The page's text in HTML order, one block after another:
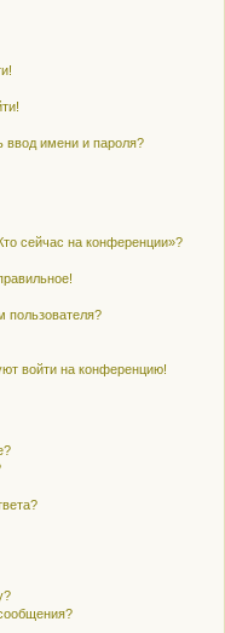
ввод имени и пароля?
сейчас на конференции»?
пользователя?
войти на конференцию!